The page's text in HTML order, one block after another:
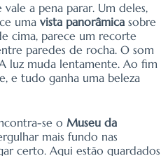
a pena parar. Um deles,
uma vista panorâmica sobre
cima, parece um recorte
paredes de rocha. O som
luz muda lentamente. Ao fim
e tudo ganha uma beleza
se o Museu da
mais fundo nas
certo. Aqui estão guardados